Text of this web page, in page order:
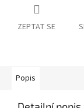
ZEPTAT SE
Popis